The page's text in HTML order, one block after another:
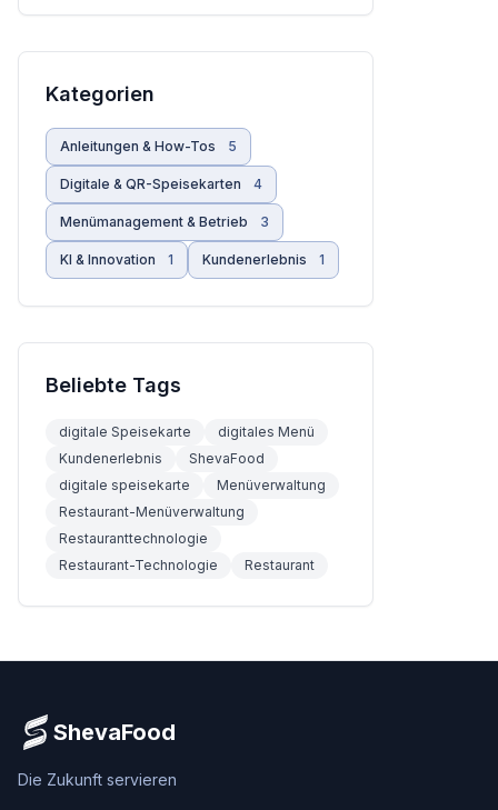
Kategorien
Anleitungen & How-Tos 5
Digitale & QR-Speisekarten 4
Menümanagement & Betrieb 3
KI & Innovation 1 Kundenerlebnis 1
Beliebte Tags
digitale Speisekarte
digitales Menü
Kundenerlebnis
ShevaFood
digitale speisekarte
Menüverwaltung
Restaurant-Menüverwaltung
Restauranttechnologie
Restaurant-Technologie
Restaurant
ShevaFood
Die Zukunft servieren